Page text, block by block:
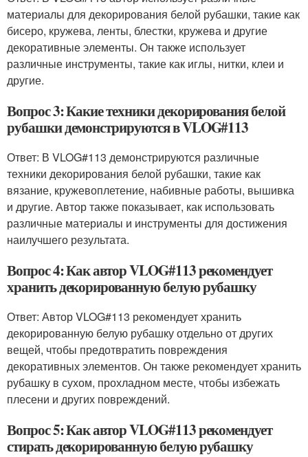
материалы для декорирования белой рубашки, такие как
бисеро, кружева, ленты, блестки, кружева и другие
декоративные элементы. Он также использует
различные инструменты, такие как иглы, нитки, клеи и
другие.
Вопрос 3: Какие техники декорирования белой
рубашки демонстрируются в VLOG#113
Ответ: В VLOG#113 демонстрируются различные
техники декорирования белой рубашки, такие как
вязание, кружевоплетение, набивные работы, вышивка
и другие. Автор также показывает, как использовать
различные материалы и инструменты для достижения
наилучшего результата.
Вопрос 4: Как автор VLOG#113 рекомендует
хранить декорированную белую рубашку
Ответ: Автор VLOG#113 рекомендует хранить
декорированную белую рубашку отдельно от других
вещей, чтобы предотвратить повреждения
декоративных элементов. Он также рекомендует хранить
рубашку в сухом, прохладном месте, чтобы избежать
плесени и других повреждений.
Вопрос 5: Как автор VLOG#113 рекомендует
стирать декорированную белую рубашку